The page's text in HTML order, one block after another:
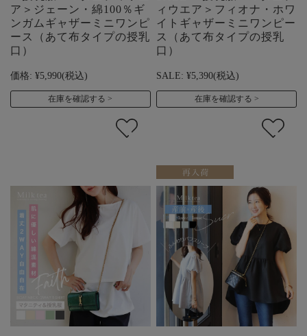
ア＞ジェーン・綿100％ギ
ンガムギャザーミニワンピ
ース（あて布タイプの授乳
口）
価格: ¥5,990(税込)
在庫を確認する
ィウエア＞フィオナ・ホワ
イトギャザーミニワンピー
ス（あて布タイプの授乳
口）
SALE: ¥5,390(税込)
在庫を確認する